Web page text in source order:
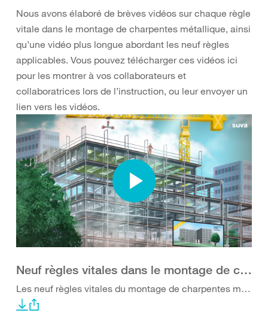
Nous avons élaboré de brèves vidéos sur chaque règle
vitale dans le montage de charpentes métallique, ainsi
qu’une vidéo plus longue abordant les neuf règles
applicables. Vous pouvez télécharger ces vidéos ici
pour les montrer à vos collaborateurs et
collaboratrices lors de l’instruction, ou leur envoyer un
lien vers les vidéos.
Neuf règles vitales dans le montage de charpentes métalliques
Les neuf règles vitales du montage de charpentes métalliques résumées dans une vidéo